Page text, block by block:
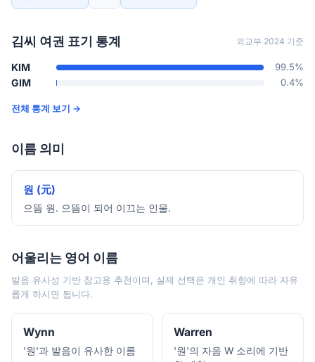
김씨 여권 표기 통계 외교부 2024 기준
KIM 99.5%
GIM 0.4%
전체 통계 보기 →
이름 의미
원 (元)
으뜸 원. 으뜸이 되어 이끄는 인물.
어울리는 영어 이름
발음 유사성 기반 참고용 추천이며, 실제 선택은 개인 취향에 따라 자유
롭게 하시면 됩니다.
Wynn
'원'과 발음이 유사한 이름
Warren
'원'의 자음 W 소리에 기반